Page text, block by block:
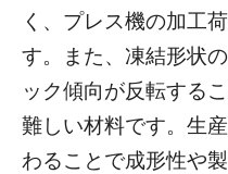
く、プレス機の加工
す。また、凍結形状
ック傾向が反転する
難しい材料です。生
わることで成形性や